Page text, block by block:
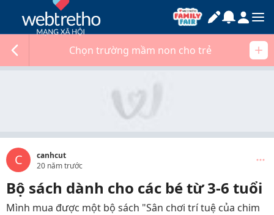
Chọn trường mầm non cho trẻ
C
canhcut
20 năm trước
Bộ sách dành cho các bé từ 3-6 tuổi
Mình mua được một bộ sách "Sân chơi trí tuệ của chim